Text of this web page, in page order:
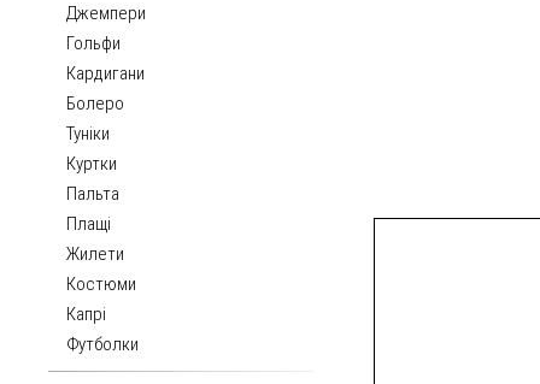
Джемпери
Гольфи
Кардигани
Болеро
Туніки
Куртки
Пальта
Плащі
Жилети
Костюми
Капрі
Футболки